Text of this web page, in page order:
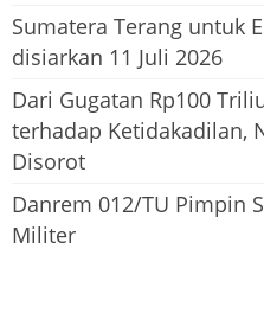
Sumatera Terang untuk
disiarkan 11 Juli 2026
Dari Gugatan Rp100
terhadap Ketidakadilan,
Disorot
Danrem 012/TU Pimpin
Militer